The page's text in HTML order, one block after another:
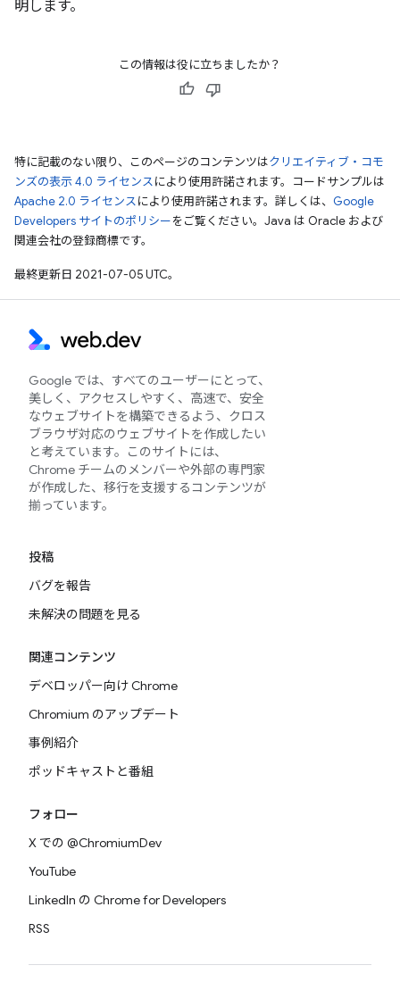
明します。
この情報は役に立ちましたか？
特に記載のない限り、このページのコンテンツはクリエイティブ・コモ
ンズの表示 4.0 ライセンスにより使用許諾されます。コードサンプルは
Apache 2.0 ライセンスにより使用許諾されます。詳しくは、 Google
Developers サイトのポリシーをご覧ください。Java は Oracle および
関連会社の登録商標です。
最終更新日 2021-07-05 UTC。
Google では、すべてのユーザーにとって、
美しく、アクセスしやすく、高速で、安全
なウェブサイトを構築できるよう、クロス
ブラウザ対応のウェブサイトを作成したい
と考えています。このサイトには、
Chrome チームのメンバーや外部の専門家
が作成した、移行を支援するコンテンツが
揃っています。
投稿
バグを報告
未解決の問題を見る
関連コンテンツ
デベロッパー向け Chrome
Chromium のアップデート
事例紹介
ポッドキャストと番組
フォロー
X での @ChromiumDev
YouTube
LinkedIn の Chrome for Developers
RSS